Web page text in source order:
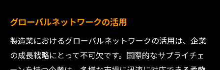
グローバルネットワークの活用
製造業におけるグローバルネットワークの活用は、企業
の成長戦略にとって不可欠です。国際的なサプライチェ